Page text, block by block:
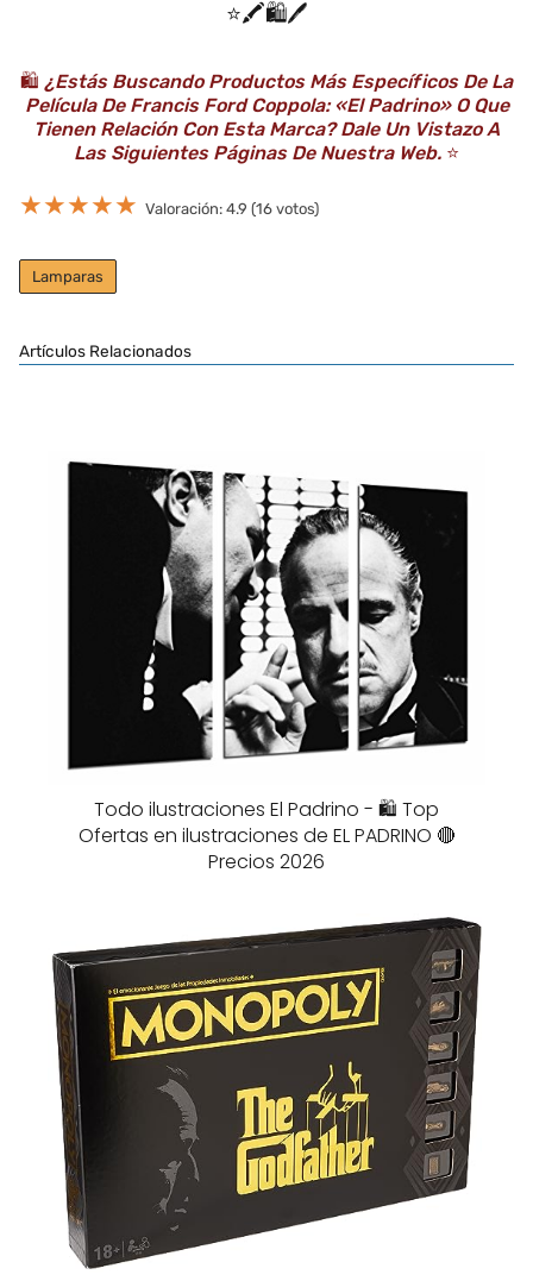
⭐️🖍️🛍️🖊️
🛍️ ¿Estás Buscando Productos Más Específicos De La
Película De Francis Ford Coppola: «El Padrino» O Que
Tienen Relación Con Esta Marca? Dale Un Vistazo A
Las Siguientes Páginas De Nuestra Web. ⭐️
★★★★★ Valoración: 4.9 (16 votos)
Lamparas
Artículos Relacionados
Todo ilustraciones El Padrino - 🛍️ Top
Ofertas en ilustraciones de EL PADRINO 🔴
Precios 2026